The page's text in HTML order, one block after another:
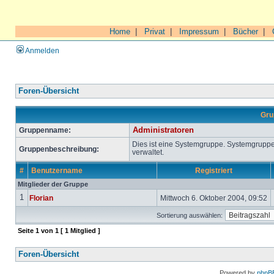
Home Privat Impressum Bücher|
Anmelden
Foren-Übersicht
Gruppenname:
Administratoren
Gruppenbeschreibung:
Dies ist eine Systemgruppe.
verwaltet.
# Benutzername Registriert
Mitglieder der Gruppe
1 Florian Mittwoch 6. Oktober 2004, 09:52
Sortierung auswählen:
Seite 1 von 1 [ 1 Mitglied ]
Foren-Übersicht